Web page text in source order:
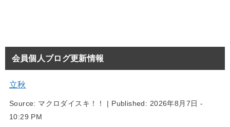
会員個人ブログ更新情報
立秋
Source: マクロダイスキ！！ | Published: 2026年8月7日 -
10:29 PM